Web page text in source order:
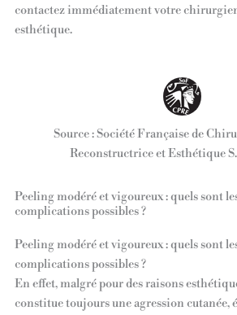
contactez immédiatement votre
esthétique.
Source : Société Française de
Reconstructrice et Esthétique
Peeling modéré et vigoureux : quels sont
complications possibles ?
Peeling modéré et vigoureux : quels sont
complications possibles ?
En effet, malgré pour des raisons
constitue toujours une agression cutanée,